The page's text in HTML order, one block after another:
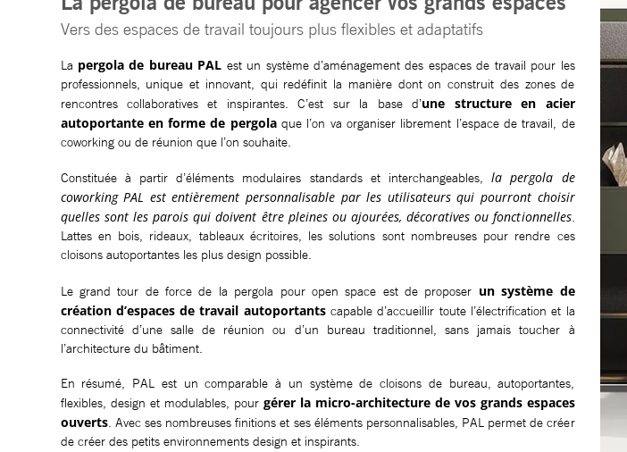
Vers des espaces de travail toujours plus flexibles et adaptatifs
La pergola de bureau PAL est un système d’aménagement des espaces de travail pour les
professionnels, unique et innovant, qui redéfinit la manière dont on construit des zones de
rencontres collaboratives et inspirantes. C’est sur la base d’une structure en acier
autoportante en forme de pergolaque l’on va organiser librement l’espace de travail, de
coworking ou de réunion que l’on souhaite.
Constituée à partir d’éléments modulaires standards et interchangeables,la pergola de
coworking PAL est entièrement personnalisable par les utilisateurs qui pourront choisir
quelles sont les parois qui doivent être pleines ou ajourées, décoratives ou fonctionnelles.
Lattes en bois, rideaux, tableaux écritoires, les solutions sont nombreuses pour rendre ces
cloisons autoportantes les plus design possible.
Le grand tour de force de la pergola pour open space est de proposer un système de
création d’espaces de travail autoportantscapable d’accueillir toute l’électrification et la
connectivité d’une salle de réunion ou d’un bureau traditionnel, sans jamais toucher à
l’architecture du bâtiment.
En résumé, PAL est un comparable à un système de cloisons de bureau, autoportantes,
flexibles, design et modulables, pour gérer la micro-architecture de vos grands espaces
ouverts. Avec ses nombreuses finitions et ses éléments personnalisables, PAL permet de créer
de créer des petits environnements design et inspirants.